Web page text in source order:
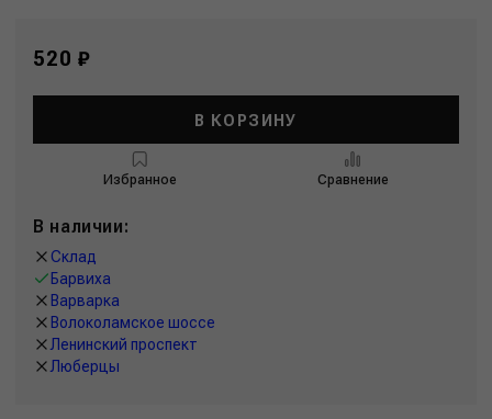
520 ₽
В КОРЗИНУ
Избранное Сравнение
В наличии:
Склад
Барвиха
Варварка
Волоколамское шоссе
Ленинский проспект
Люберцы